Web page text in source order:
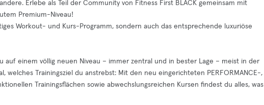
Erlebe als Teil der Community von Fitness First BLACK gemeinsam mit
Premium-Niveau!
Workout- und Kurs-Programm, sondern auch das entsprechende luxuriöse
auf einem völlig neuen Niveau – immer zentral und in bester Lage – meist in der
welches Trainingsziel du anstrebst: Mit den neu eingerichteten PERFORMANCE-,
Trainingsflächen sowie abwechslungsreichen Kursen findest du alles, was